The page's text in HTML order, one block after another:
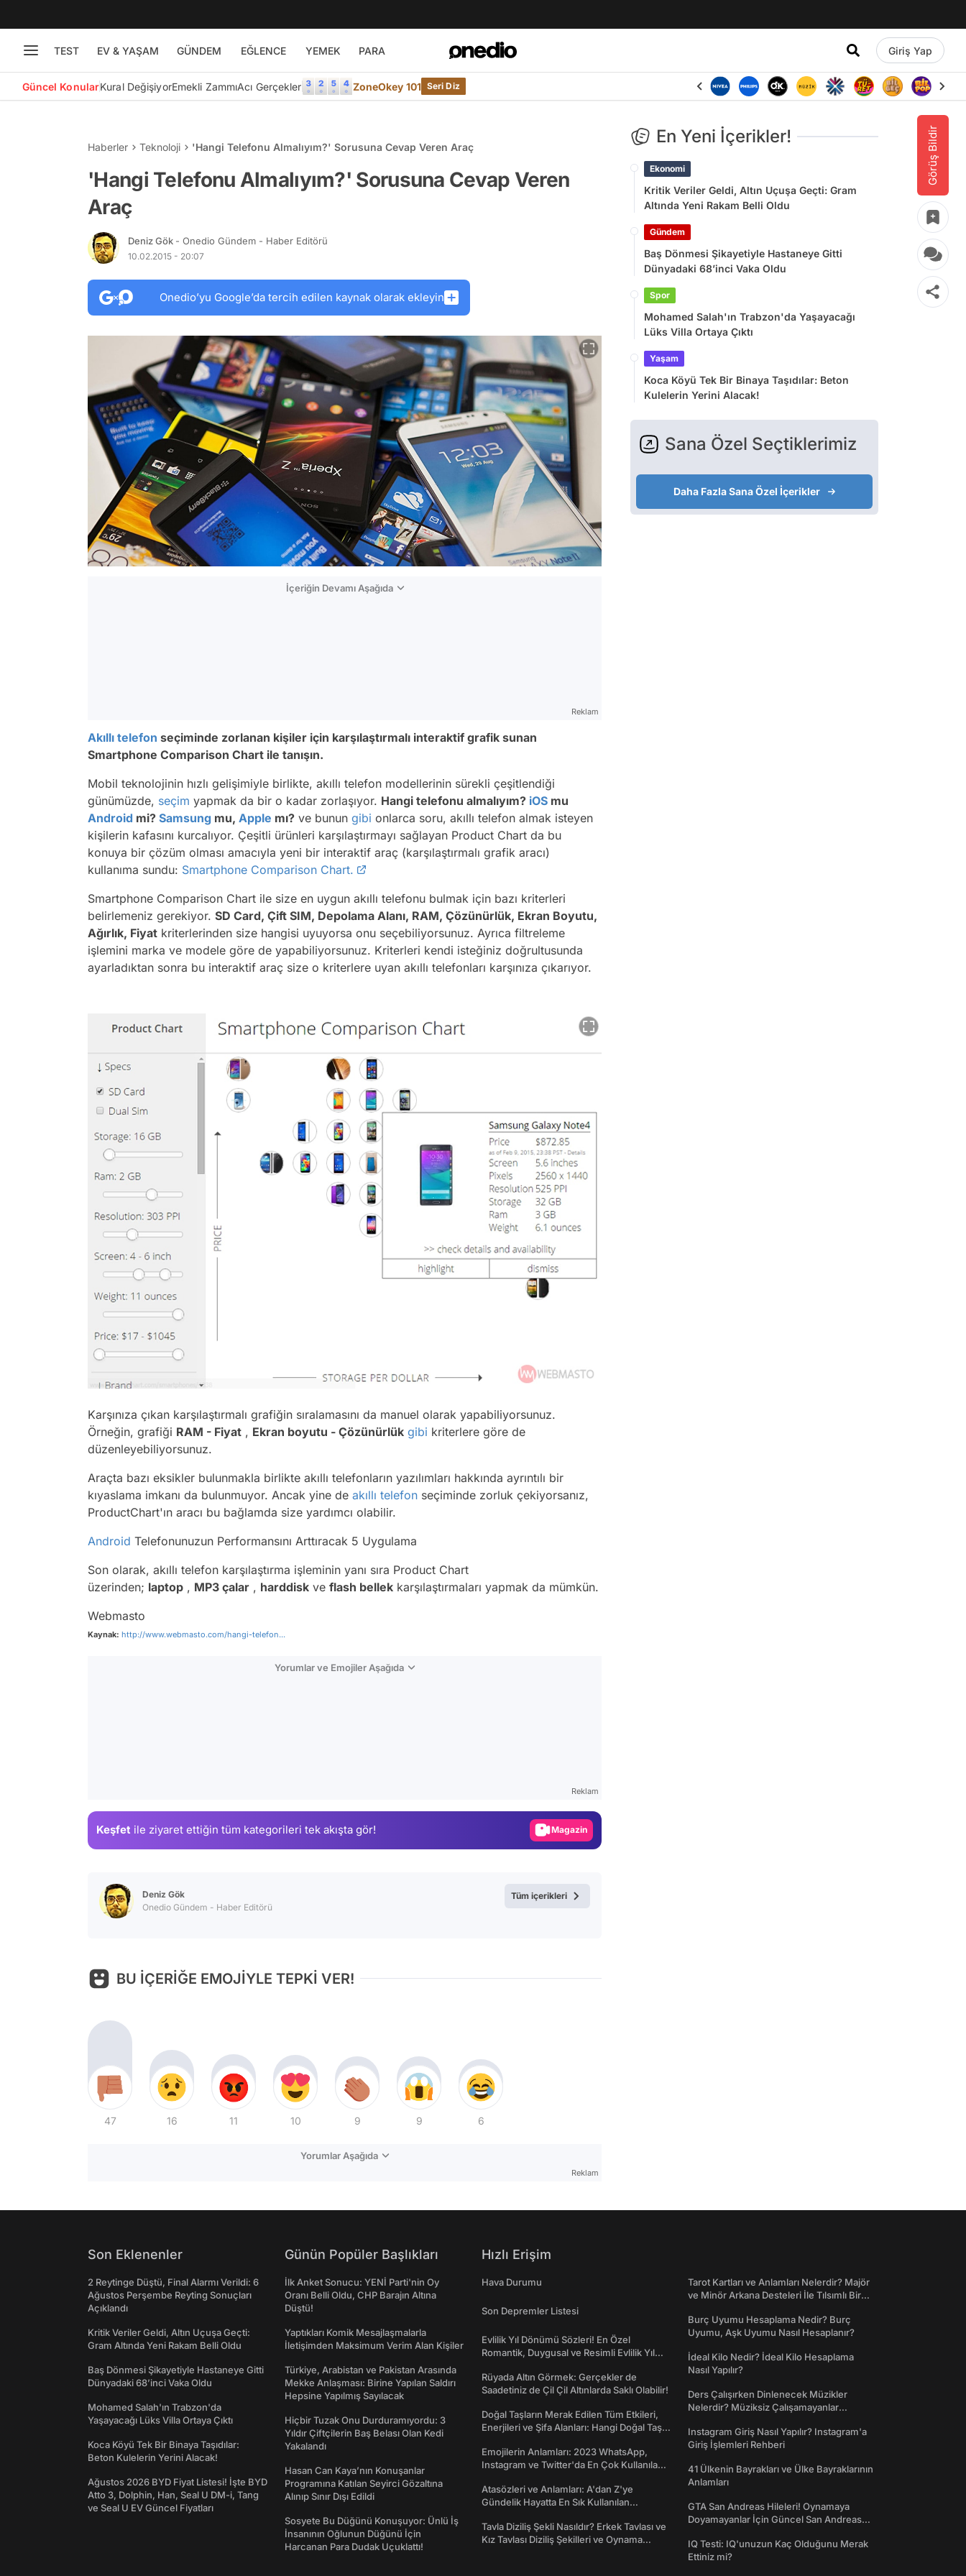
TEST EV & YAŞAM GÜNDEM EĞLENCE YEMEK PARA Giriş Yap
Güncel KonularKural DeğişiyorEmekli ZammıAcı Gerçekler ZoneOkey 101 Seri Diz
Görüş Bildir
Haberler Teknoloji 'Hangi Telefonu Almalıyım?' Sorusuna Cevap Veren Araç
'Hangi Telefonu Almalıyım?' Sorusuna Cevap Veren
Araç
Deniz Gök - Onedio Gündem - Haber Editörü
10.02.2015 - 20:07
Onedio’yu Google’da tercih edilen kaynak olarak ekleyin
İçeriğin Devamı Aşağıda
Reklam
Akıllı telefon seçiminde zorlanan kişiler için karşılaştırmalı interaktif grafik sunan
Smartphone Comparison Chart ile tanışın.
Mobil teknolojinin hızlı gelişimiyle birlikte, akıllı telefon modellerinin sürekli çeşitlendiği
günümüzde, seçim yapmak da bir o kadar zorlaşıyor. Hangi telefonu almalıyım? iOS mu
Android mi? Samsung mu, Apple mı? ve bunun gibi onlarca soru, akıllı telefon almak isteyen
kişilerin kafasını kurcalıyor. Çeşitli ürünleri karşılaştırmayı sağlayan Product Chart da bu
konuya bir çözüm olması amacıyla yeni bir interaktif araç (karşılaştırmalı grafik aracı)
kullanıma sundu: Smartphone Comparison Chart.
Smartphone Comparison Chart ile size en uygun akıllı telefonu bulmak için bazı kriterleri
belirlemeniz gerekiyor. SD Card, Çift SIM, Depolama Alanı, RAM, Çözünürlük, Ekran Boyutu,
Ağırlık, Fiyat kriterlerinden size hangisi uyuyorsa onu seçebiliyorsunuz. Ayrıca filtreleme
işlemini marka ve modele göre de yapabiliyorsunuz. Kriterleri kendi isteğiniz doğrultusunda
ayarladıktan sonra bu interaktif araç size o kriterlere uyan akıllı telefonları karşınıza çıkarıyor.
Karşınıza çıkan karşılaştırmalı grafiğin sıralamasını da manuel olarak yapabiliyorsunuz.
Örneğin, grafiği RAM - Fiyat , Ekran boyutu - Çözünürlük gibi kriterlere göre de
düzenleyebiliyorsunuz.
Araçta bazı eksikler bulunmakla birlikte akıllı telefonların yazılımları hakkında ayrıntılı bir
kıyaslama imkanı da bulunmuyor. Ancak yine de akıllı telefon seçiminde zorluk çekiyorsanız,
ProductChart'ın aracı bu bağlamda size yardımcı olabilir.
Android Telefonunuzun Performansını Arttıracak 5 Uygulama
Son olarak, akıllı telefon karşılaştırma işleminin yanı sıra Product Chart
üzerinden; laptop , MP3 çalar , harddisk ve flash bellek karşılaştırmaları yapmak da mümkün.
Webmasto
Kaynak: http://www.webmasto.com/hangi-telefon...
Yorumlar ve Emojiler Aşağıda
Reklam
Keşfet ile ziyaret ettiğin tüm kategorileri tek akışta gör! Magazin
Deniz Gök
Onedio Gündem - Haber Editörü
Tüm içerikleri
BU İÇERİĞE EMOJİYLE TEPKİ VER!
47 16 11 10 9 9 6
Yorumlar Aşağıda
Reklam
En Yeni İçerikler!
Ekonomi
Kritik Veriler Geldi, Altın Uçuşa Geçti: Gram
Altında Yeni Rakam Belli Oldu
Gündem
Baş Dönmesi Şikayetiyle Hastaneye Gitti
Dünyadaki 68’inci Vaka Oldu
Spor
Mohamed Salah'ın Trabzon'da Yaşayacağı
Lüks Villa Ortaya Çıktı
Yaşam
Koca Köyü Tek Bir Binaya Taşıdılar: Beton
Kulelerin Yerini Alacak!
Sana Özel Seçtiklerimiz
Daha Fazla Sana Özel İçerikler
Son Eklenenler
2 Reytinge Düştü, Final Alarmı Verildi: 6
Ağustos Perşembe Reyting Sonuçları
Açıklandı
Kritik Veriler Geldi, Altın Uçuşa Geçti:
Gram Altında Yeni Rakam Belli Oldu
Baş Dönmesi Şikayetiyle Hastaneye Gitti
Dünyadaki 68’inci Vaka Oldu
Mohamed Salah'ın Trabzon'da
Yaşayacağı Lüks Villa Ortaya Çıktı
Koca Köyü Tek Bir Binaya Taşıdılar:
Beton Kulelerin Yerini Alacak!
Ağustos 2026 BYD Fiyat Listesi! İşte BYD
Atto 3, Dolphin, Han, Seal U DM-i, Tang
ve Seal U EV Güncel Fiyatları
Günün Popüler Başlıkları
İlk Anket Sonucu: YENİ Parti'nin Oy
Oranı Belli Oldu, CHP Barajın Altına
Düştü!
Yaptıkları Komik Mesajlaşmalarla
İletişimden Maksimum Verim Alan Kişiler
Türkiye, Arabistan ve Pakistan Arasında
Mekke Anlaşması: Birine Yapılan Saldırı
Hepsine Yapılmış Sayılacak
Hiçbir Tuzak Onu Durduramıyordu: 3
Yıldır Çiftçilerin Baş Belası Olan Kedi
Yakalandı
Hasan Can Kaya’nın Konuşanlar
Programına Katılan Seyirci Gözaltına
Alınıp Sınır Dışı Edildi
Sosyete Bu Düğünü Konuşuyor: Ünlü İş
İnsanının Oğlunun Düğünü İçin
Harcanan Para Dudak Uçuklattı!
Hızlı Erişim
Hava Durumu
Son Depremler Listesi
Evlilik Yıl Dönümü Sözleri! En Özel
Romantik, Duygusal ve Resimli Evlilik Yıl
Rüyada Altın Görmek: Gerçekler de
Saadetiniz de Çil Çil Altınlarda Saklı Olabilir!
Doğal Taşların Merak Edilen Tüm Etkileri,
Enerjileri ve Şifa Alanları: Hangi Doğal Taş
Emojilerin Anlamları: 2023 WhatsApp,
Instagram ve Twitter'da En Çok Kullanılan
Atasözleri ve Anlamları: A'dan Z'ye
Gündelik Hayatta En Sık Kullanılan
Tavla Diziliş Şekli Nasıldır? Erkek Tavlası ve
Kız Tavlası Diziliş Şekilleri ve Oynama
Tarot Kartları ve Anlamları Nelerdir? Majör
ve Minör Arkana Desteleri İle Tılsımlı Bir
Burç Uyumu Hesaplama Nedir? Burç
Uyumu, Aşk Uyumu Nasıl Hesaplanır?
İdeal Kilo Nedir? İdeal Kilo Hesaplama
Nasıl Yapılır?
Ders Çalışırken Dinlenecek Müzikler
Nelerdir? Müziksiz Çalışamayanlar
Instagram Giriş Nasıl Yapılır? Instagram'a
Giriş İşlemleri Rehberi
41 Ülkenin Bayrakları ve Ülke Bayraklarının
Anlamları
GTA San Andreas Hileleri! Oynamaya
Doyamayanlar İçin Güncel San Andreas
IQ Testi: IQ'unuzun Kaç Olduğunu Merak
Ettiniz mi?